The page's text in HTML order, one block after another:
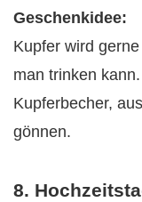
Geschenkidee:
Kupfer wird
man trinken
Kupferbecher,
gönnen.
8.